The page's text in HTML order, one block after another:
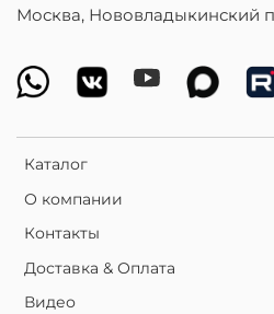
Каталог
О компании
Контакты
Доставка & Оплата
Видео
Москва, Нововладыкинский